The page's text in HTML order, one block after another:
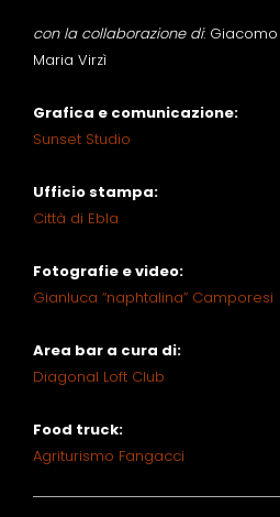
con la collaborazione di: Giacomo
Maria Virzì
Grafica e comunicazione:
Sunset Studio
Ufficio stampa:
Città di Ebla
Fotografie e video:
Gianluca “naphtalina” Camporesi
Area bar a cura di:
Diagonal Loft Club
Food truck:
Agriturismo Fangacci